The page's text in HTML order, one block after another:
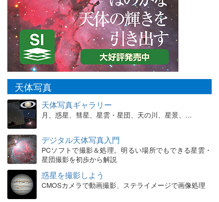
天体写真
天体写真ギャラリー
月、惑星、彗星、星雲・星団、天の川、星景、…
デジタル天体写真入門
PCソフトで撮影＆処理。明るい場所でもできる星雲・
星団撮影を初歩から解説
惑星を撮影しよう
CMOSカメラで動画撮影、ステライメージで画像処理